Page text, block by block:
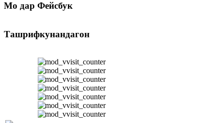
Мо дар Фейсбук
Ташрифкунандагон